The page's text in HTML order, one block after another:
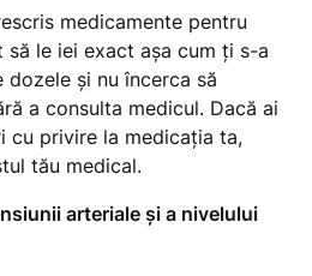
medicamente pentru
le iei exact așa cum ți s-a
și nu încerca să
a consulta medicul. Dacă ai
cu privire la medicația ta,
tău medical.
arteriale și a nivelului